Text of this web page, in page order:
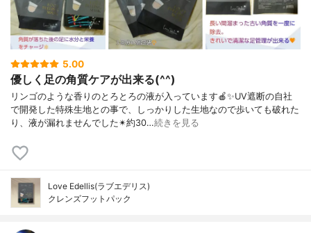
5.00
優しく足の角質ケアが出来る(^^)
リンゴのような香りのとろとろの液が入っています🍎✨UV遮断の自社
で開発した特殊生地との事で、しっかりした生地なので歩いても破れた
り、液が漏れませんでした✴約30…続きを見る
Love Edellis(ラブエデリス)
クレンズフットパック